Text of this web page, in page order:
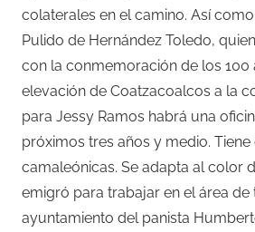
colaterales en el camino. Así
Pulido de Hernández Toledo,
con la conmemoración de los 100
elevación de Coatzacoalcos a la
para Jessy Ramos habrá una
próximos tres años y medio. Tiene
camaleónicas. Se adapta al color
emigró para trabajar en el área
ayuntamiento del panista